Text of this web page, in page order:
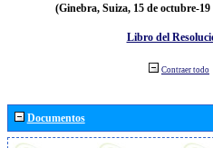
(Ginebra, Suiza, 15 de octubre-19
Libro del
Contraer todo
Documentos